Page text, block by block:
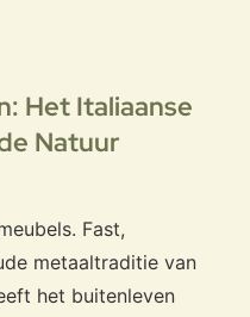
Het Italiaanse
Natuur
Fast,
metaaltraditie van
het buitenleven